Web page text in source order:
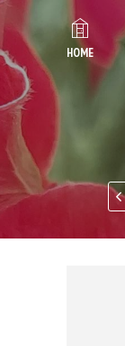
HOME